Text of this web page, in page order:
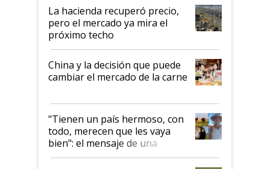
La hacienda recuperó precio,
pero el mercado ya mira el
próximo techo
China y la decisión que puede
cambiar el mercado de la carne
"Tienen un país hermoso, con
todo, merecen que les vaya
bien": el mensaje de una
ganadera uruguaya sobre las